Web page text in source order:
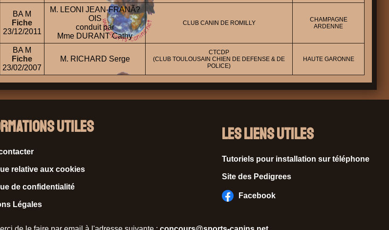
BA M
Fiche
23/12/2011
M. LEONI JEAN-FRANÃ?
OIS
conduit par
Mme DURANT Cathy
CLUB CANIN DE ROMILLY
CHAMPAGNE
ARDENNE
BA M
Fiche
23/02/2007
M. RICHARD Serge
CTCDP
(CLUB TOULOUSAIN CHIEN DE DEFENSE & DE
POLICE)
HAUTE GARONNE
Utiles
relative aux cookies
de confidentialité
Légales
Les liens utiles
Tutoriels pour installation sur téléphone
Site des Pedigrees
Facebook